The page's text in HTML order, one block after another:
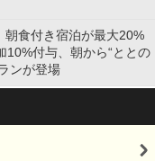
朝食付き宿泊が最大20%
10%付与、朝から“ととの
ンが登場